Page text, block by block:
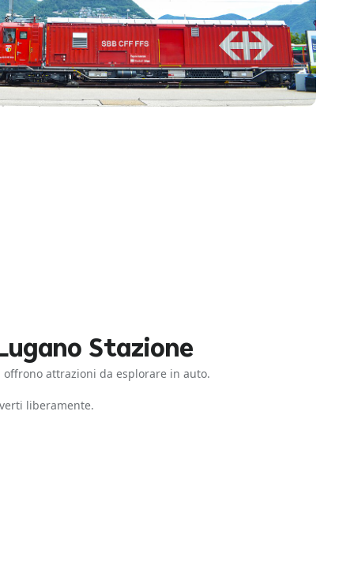
Stazione
attrazioni da esplorare in auto.
liberamente.